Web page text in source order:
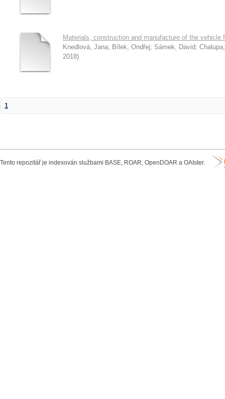
Materials, construction and manufacture of the
Knedlová, Jana; Bílek, Ondřej; Sámek, David;
2018)
1
Tento repozitář je indexován službami BASE, ROAR, OpenDOAR a OAIster.